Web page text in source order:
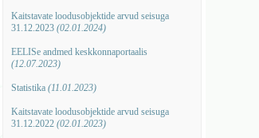
Kaitstavate loodusobjektide arvud seisuga
31.12.2023 (02.01.2024)
EELISe andmed keskkonnaportaalis
(12.07.2023)
Statistika (11.01.2023)
Kaitstavate loodusobjektide arvud seisuga
31.12.2022 (02.01.2023)